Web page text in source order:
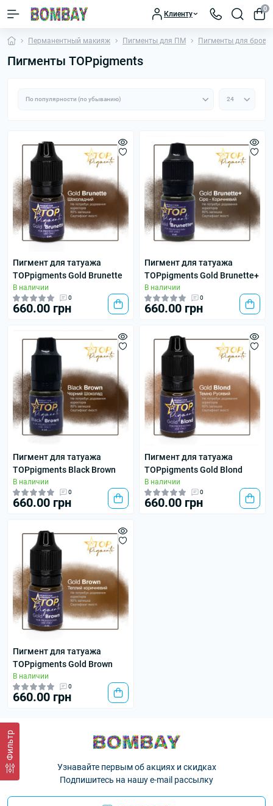
Клиенту
0
Перманентный макияж Пигменты для ПМ Пигменты для
Пигменты TOPpigments
Фильтр
Пигмент для татуажа
TOPpigments Gold Brunette
В наличии
0
660.00 грн
Пигмент для татуажа
TOPpigments Gold Brunette+
В наличии
0
660.00 грн
Пигмент для татуажа
TOPpigments Black Brown
В наличии
0
660.00 грн
Пигмент для татуажа
TOPpigments Gold Blond
В наличии
0
660.00 грн
Пигмент для татуажа
TOPpigments Gold Brown
В наличии
0
660.00 грн
Узнавайте первым об акциях и скидках
Подпишитесь на нашу e-mail рассылку